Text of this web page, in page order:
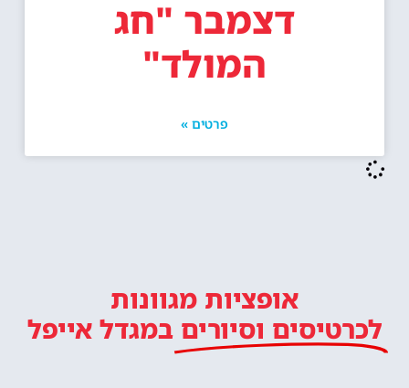
דצמבר "חג
המולד"
פרטים »
אופציות מגוונות
לכרטיסים וסיורים במגדל אייפל